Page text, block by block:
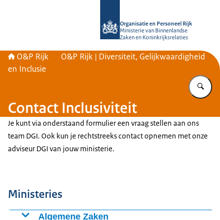
Organisatie en Personeel Rijk
Ministerie van Binnenlandse
Zaken en Koninkrijksrelaties
O&P Rijk
O&P Rijk | Diversiteit, Gelijkwaardigheid
en Inclusie
Contact Inclusiviteit
Je kunt via onderstaand formulier een vraag stellen aan ons
team DGI. Ook kun je rechtstreeks contact opnemen met onze
adviseur DGI van jouw ministerie.
Ministeries
Algemene Zaken